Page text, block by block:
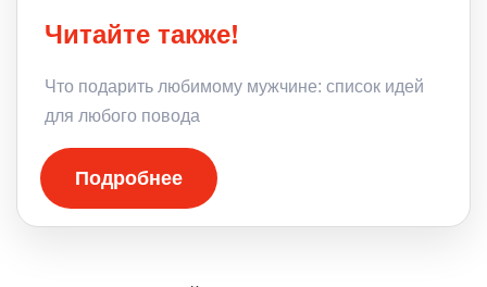
Читайте также!
Что подарить любимому мужчине: список идей
для любого повода
Подробнее